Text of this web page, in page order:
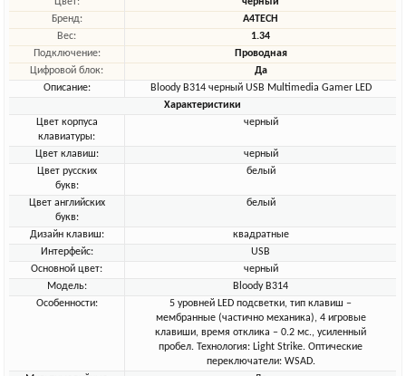
Бренд:
A4TECH
Вес:
1.34
Подключение:
Проводная
Цифровой блок:
Да
Описание:
Bloody B314 черный USB Multimedia Gamer LED
Характеристики
Цвет корпуса
клавиатуры:
черный
Цвет клавиш:
черный
Цвет русских
букв:
белый
Цвет английских
букв:
белый
Дизайн клавиш:
квадратные
Интерфейс:
USB
Основной цвет:
черный
Модель:
Bloody B314
Особенности:
5 уровней LED подсветки, тип клавиш –
мембранные (частично механика), 4 игровые
клавиши, время отклика – 0.2 мс., усиленный
пробел. Технология: Light Strike. Оптические
переключатели: WSAD.